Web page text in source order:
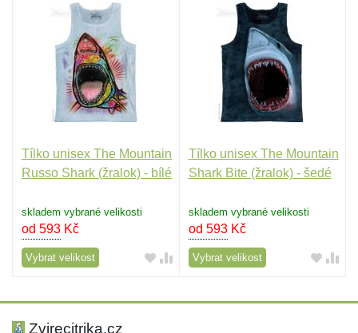
Tílko unisex The Mountain
Russo Shark (žralok) - bílé
skladem vybrané velikosti
od 593 Kč
Vybrat velikost
Tílko unisex The Mountain
Shark Bite (žralok) - šedé
skladem vybrané velikosti
od 593Kč
Vybrat velikost
Zvirecitrika.cz